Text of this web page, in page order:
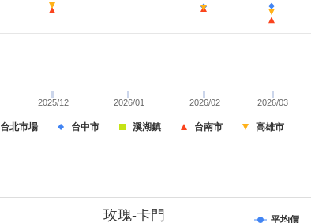
台北市場 台中市 溪湖鎮 台南市 高雄市
2025/12 2026/01 2026/02 2026/03
玫瑰-卡門 平均價